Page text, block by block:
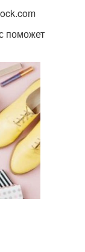
поможет